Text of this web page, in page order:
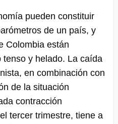
pueden constituir
de un país, y
Colombia están
y helado. La caída
en combinación con
de la situación
contracción
tercer trimestre, tiene a